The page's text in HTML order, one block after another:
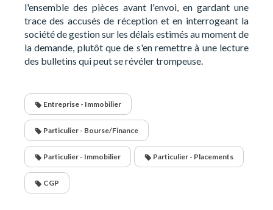
l'ensemble des pièces avant l'envoi, en gardant une
trace des accusés de réception et en interrogeant la
société de gestion sur les délais estimés au moment de
la demande, plutôt que de s'en remettre à une lecture
des bulletins qui peut se révéler trompeuse.
Entreprise - Immobilier
Particulier - Bourse/Finance
Particulier - Immobilier Particulier - Placements
CGP